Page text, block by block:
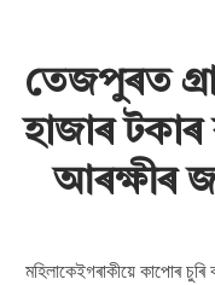
তেজপুৰত
হাজাৰ
আৰক্ষীৰ
মহিলাকেইগৰাকীয়ে কাপোৰ